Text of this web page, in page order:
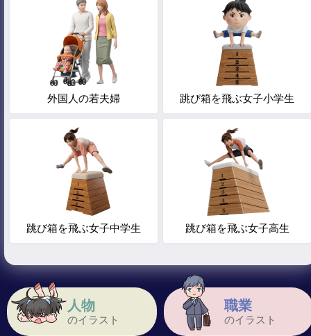
人物
のイラスト
職業
のイラスト
外国人の若夫婦 跳び箱を飛ぶ女子小学生
跳び箱を飛ぶ女子中学生 跳び箱を飛ぶ女子高生